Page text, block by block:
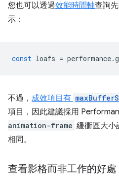
您也可以透過效能時間軸查詢
示：
const loafs = performance.
不過， 成效項目有
項目，因此建議採用
animation-frame 緩衝區大小
相同。
查看影格而非工作的好處